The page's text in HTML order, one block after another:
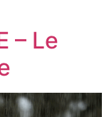
– Le